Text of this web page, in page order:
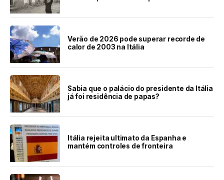
Verão de 2026 pode superar recorde de
calor de 2003 na Itália
Sabia que o palácio do presidente da Itália
já foi residência de papas?
Itália rejeita ultimato da Espanha e
mantém controles de fronteira